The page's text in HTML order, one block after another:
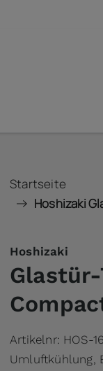
Startseite
Hoshizaki
Hoshizaki
Artikelnr: HOS-
Umluftkühlung,